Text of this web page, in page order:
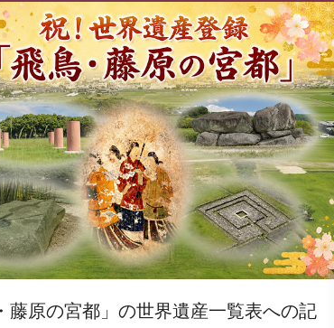
藤原の宮都」の世界遺産一覧表への記